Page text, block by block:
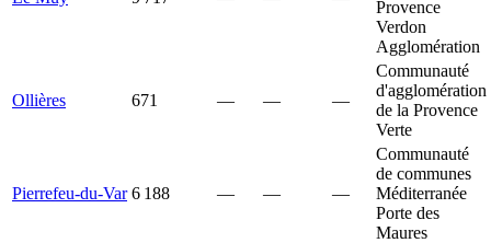
Provence
Verdon
Agglomération
Ollières 671 — — —
Communauté
d'agglomération
de la Provence
Verte
Pierrefeu-du-Var 6 188 — — —
Communauté
de communes
Méditerranée
Porte des
Maures